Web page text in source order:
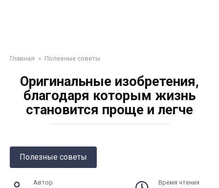
Главная » Полезные советы
Оригинальные изобретения,
благодаря которым жизнь
становится проще и легче
Полезные советы
Автор Время чтения